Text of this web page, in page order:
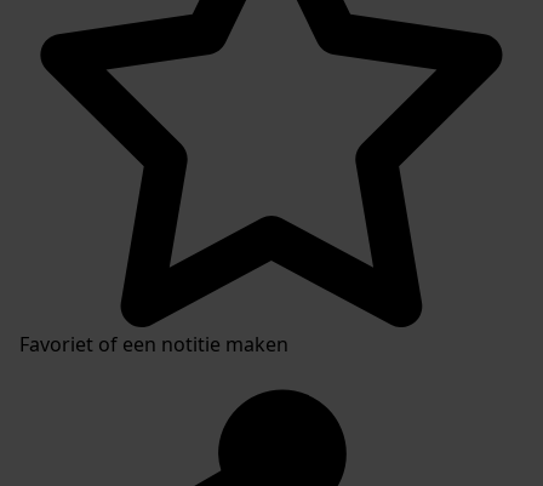
Favoriet of een notitie maken